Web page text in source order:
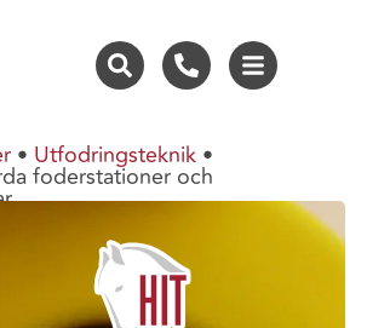
• Utfodringsteknik •
foderstationer och